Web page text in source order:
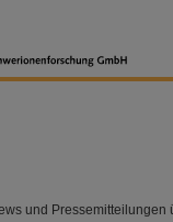
und Pressemitteilungen